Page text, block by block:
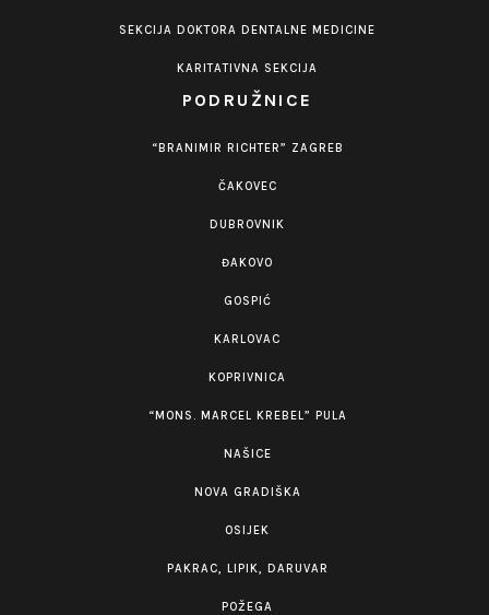
SEKCIJA DOKTORA DENTALNE MEDICINE
KARITATIVNA SEKCIJA
PODRUŽNICE
“BRANIMIR RICHTER” ZAGREB
ČAKOVEC
DUBROVNIK
ĐAKOVO
GOSPIĆ
KARLOVAC
KOPRIVNICA
“MONS. MARCEL KREBEL” PULA
NAŠICE
NOVA GRADIŠKA
OSIJEK
PAKRAC, LIPIK, DARUVAR
POŽEGA